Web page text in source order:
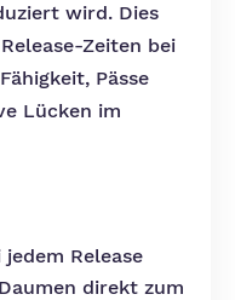
wird. Dies
Zeiten bei
Pässe
Lücken im
jedem Release
direkt zum